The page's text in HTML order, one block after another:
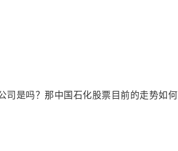
司是吗？那中国石化股票目前的走势如何